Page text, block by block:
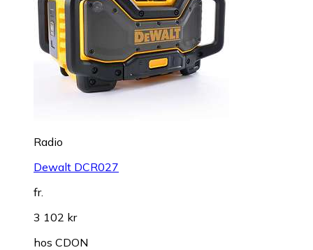
Radio
Dewalt DCR027
fr.
3 102 kr
hos CDON